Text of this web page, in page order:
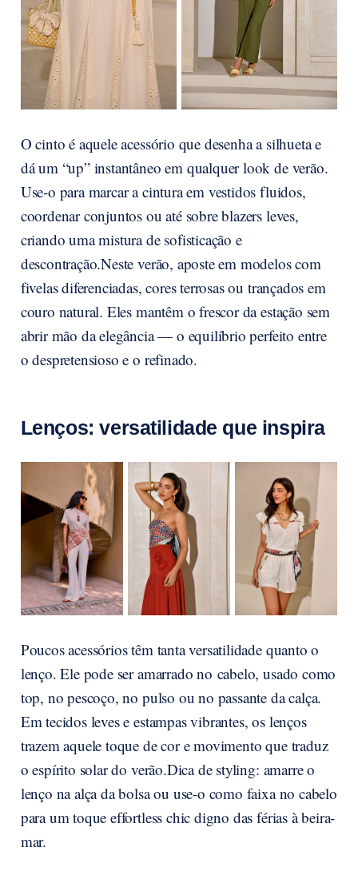
O cinto é aquele acessório que desenha a silhueta e
dá um “up” instantâneo em qualquer look de verão.
Use-o para marcar a cintura em vestidos fluidos,
coordenar conjuntos ou até sobre blazers leves,
criando uma mistura de sofisticação e
descontração.Neste verão, aposte em modelos com
fivelas diferenciadas, cores terrosas ou trançados em
couro natural. Eles mantêm o frescor da estação sem
abrir mão da elegância — o equilíbrio perfeito entre
o despretensioso e o refinado.
Lenços: versatilidade que inspira
Poucos acessórios têm tanta versatilidade quanto o
lenço. Ele pode ser amarrado no cabelo, usado como
top, no pescoço, no pulso ou no passante da calça.
Em tecidos leves e estampas vibrantes, os lenços
trazem aquele toque de cor e movimento que traduz
o espírito solar do verão.Dica de styling: amarre o
lenço na alça da bolsa ou use-o como faixa no cabelo
para um toque effortless chic digno das férias à beira-
mar.